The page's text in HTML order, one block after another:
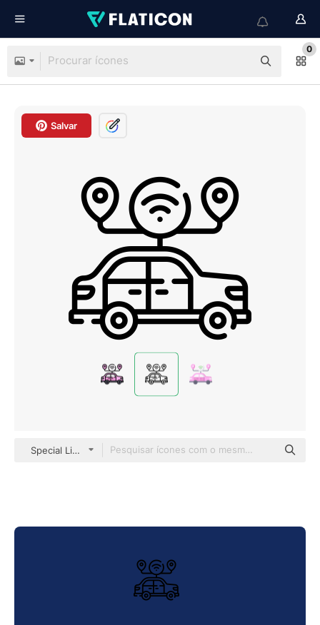
0
Salvar
Special Lineal